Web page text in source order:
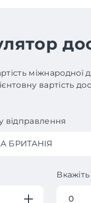
міжнародної
вартість
відправлення
БРИТАНІЯ